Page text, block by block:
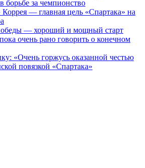
борьбе за чемпионство
— главная цель «Спартака» на
— хороший и мощный старт
очень рано говорить о конечном
«Очень горжусь оказанной честью
повязкой «Спартака»